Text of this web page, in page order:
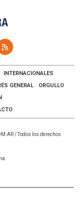
INTERNACIONALES
GENERAL
ORGULLO
/ Todos los derechos